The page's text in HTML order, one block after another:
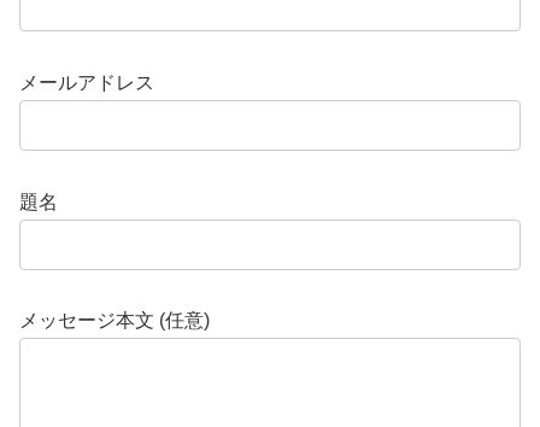
メールアドレス
題名
メッセージ本文 (任意)